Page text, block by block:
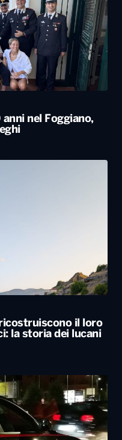
nel Foggiano,
il loro
la storia dei lucani